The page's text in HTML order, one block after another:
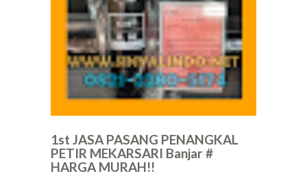
1st JASA PASANG PENANGKAL
PETIR MEKARSARI Banjar #
HARGA MURAH!!